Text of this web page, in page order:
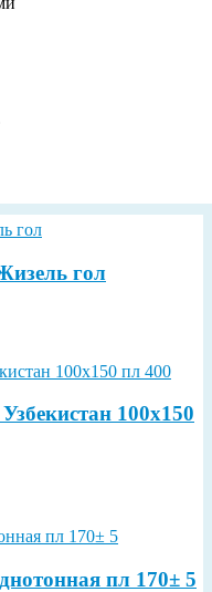
гол
100х150
пл 170± 5